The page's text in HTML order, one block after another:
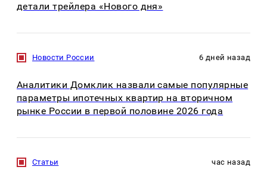
детали трейлера «Нового дня»
Новости России 6 дней назад
Аналитики Домклик назвали самые популярные
параметры ипотечных квартир на вторичном
рынке России в первой половине 2026 года
Статьи час назад